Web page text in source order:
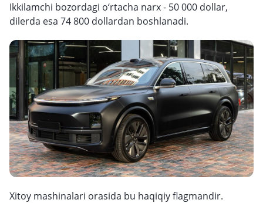
Ikkilamchi bozordagi o‘rtacha narx - 50 000 dollar,
dilerda esa 74 800 dollardan boshlanadi.
Xitoy mashinalari orasida bu haqiqiy flagmandir.